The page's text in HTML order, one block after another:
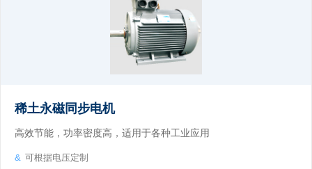
稀土永磁同步电机
高效节能，功率密度高，适用于各种工业应用
可根据电压定制